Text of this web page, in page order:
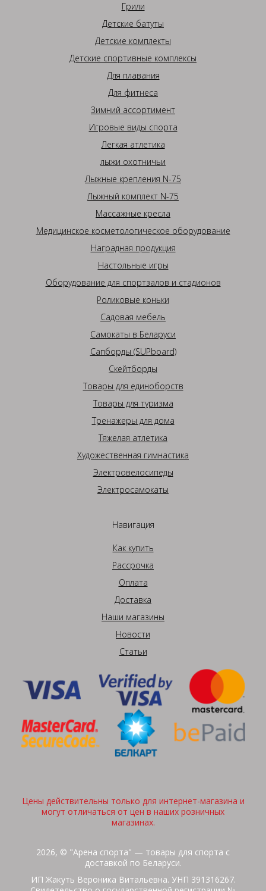
Грили
Детские батуты
Детские комплекты
Детские спортивные комплексы
Для плавания
Для фитнеса
Зимний ассортимент
Игровые виды спорта
Легкая атлетика
лыжи охотничьи
Лыжные крепления N-75
Лыжный комплект N-75
Массажные кресла
Медицинское косметологическое оборудование
Наградная продукция
Настольные игры
Оборудование для спортзалов и стадионов
Роликовые коньки
Садовая мебель
Самокаты в Беларуси
Сапборды (SUPboard)
Скейтборды
Товары для единоборств
Товары для туризма
Тренажеры для дома
Тяжелая атлетика
Художественная гимнастика
Электровелосипеды
Электросамокаты
Навигация
Как купить
Рассрочка
Оплата
Доставка
Наши магазины
Новости
Статьи
Цены действительны только для интернет-магазина и
могут отличаться от цен в наших розничных
магазинах.
2026, © "Арена спорта" — товары для спорта с
доставкой по Беларуси.
ИП Жакуть Вероника Витальевна. УНП 391316267.